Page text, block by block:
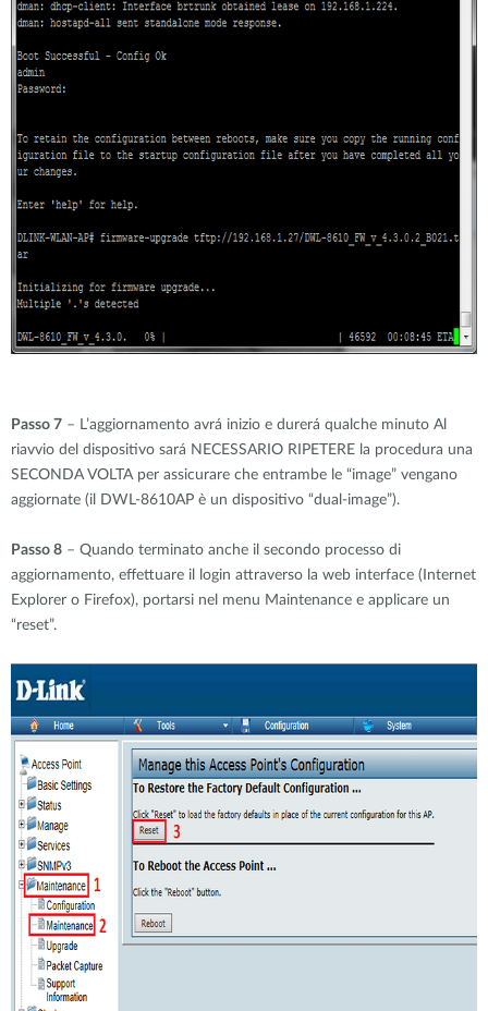
Passo 7 – L’aggiornamento avrá inizio e durerá qualche minuto Al
riavvio del dispositivo sará NECESSARIO RIPETERE la procedura una
SECONDA VOLTA per assicurare che entrambe le “image” vengano
aggiornate (il DWL-8610AP è un dispositivo “dual-image”).
Passo 8 – Quando terminato anche il secondo processo di
aggiornamento, effettuare il login attraverso la web interface (Internet
Explorer o Firefox), portarsi nel menu Maintenance e applicare un
“reset”.